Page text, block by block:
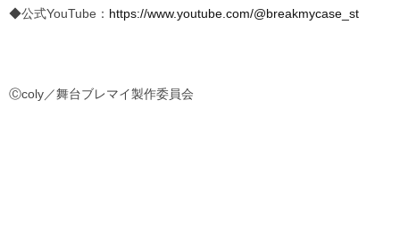
◆公式YouTube： https://www.youtube.com/@breakmycase_st
Ⓒcoly／舞台ブレマイ製作委員会